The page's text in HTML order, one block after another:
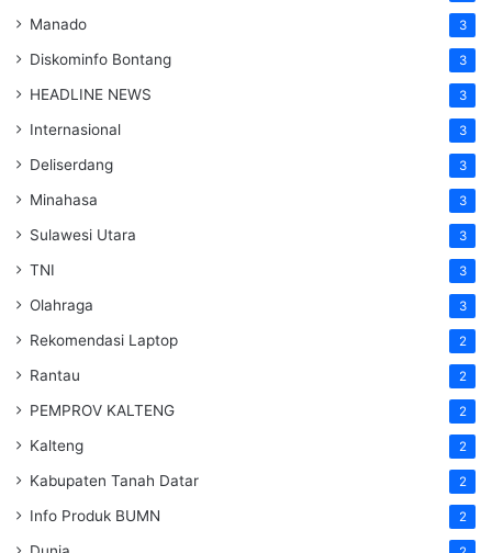
Manado 3
Diskominfo Bontang 3
HEADLINE NEWS 3
Internasional 3
Deliserdang 3
Minahasa 3
Sulawesi Utara 3
TNI 3
Olahraga 3
Rekomendasi Laptop 2
Rantau 2
PEMPROV KALTENG 2
Kalteng 2
Kabupaten Tanah Datar 2
Info Produk BUMN 2